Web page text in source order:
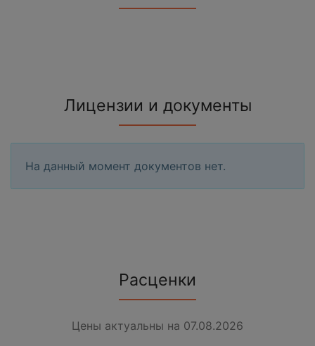
Лицензии и документы
На данный момент документов нет.
Расценки
Цены актуальны на 07.08.2026